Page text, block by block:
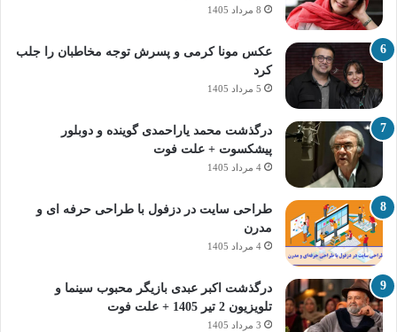
8 مرداد 1405
عکس مونا کرمی و پسرش توجه مخاطبان را جلب
کرد
5 مرداد 1405
درگذشت محمد یاراحمدی گوینده و دوبلور
پیشکسوت + علت فوت
4 مرداد 1405
طراحی سایت در دزفول با طراحی حرفه‌ ای و
مدرن
4 مرداد 1405
درگذشت اکبر عبدی بازیگر محبوب سینما و
تلویزیون 2 تیر 1405 + علت فوت
3 مرداد 1405